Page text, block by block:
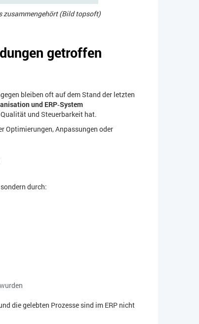
zusammengehört (Bild topsoft)
getroffen
bleiben oft auf dem Stand der letzten
und ERP‑System
und Steuerbarkeit hat.
Optimierungen, Anpassungen oder
durch:
die gelebten Prozesse sind im ERP nicht